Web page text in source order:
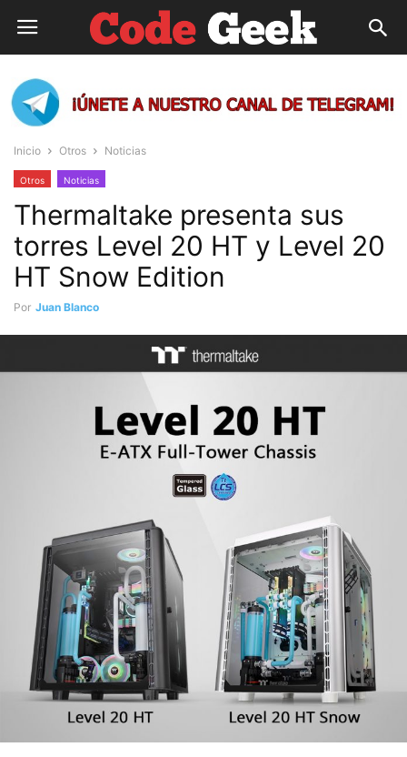
Inicio Otros Noticias
Otros Noticias
Thermaltake presenta sus
torres Level 20 HT y Level 20
HT Snow Edition
Por Juan Blanco